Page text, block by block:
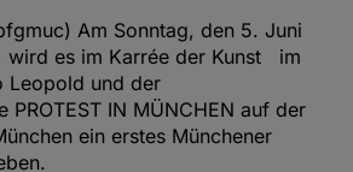
Am Sonntag, den 5. Juni
wird es im Karrée der Kunst im
Leopold und der
PROTEST IN MÜNCHEN auf der
ein erstes Münchener